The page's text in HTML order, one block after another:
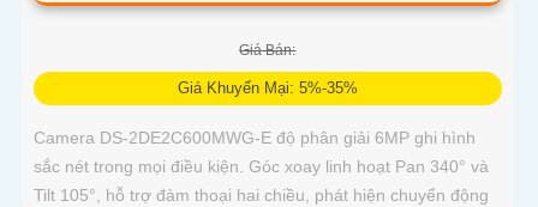
Giá Bán:
Giá Khuyến Mại: 5%-35%
Camera DS-2DE2C600MWG-E độ phân giải 6MP ghi hình
sắc nét trong mọi điều kiện. Góc xoay linh hoạt Pan 340° và
Tilt 105°, hỗ trợ đàm thoại hai chiều, phát hiện chuyển động